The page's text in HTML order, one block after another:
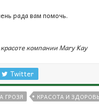
рада вам помочь.
компанииMary Kay
Twitter
ГРОЗЯ КРАСОТА И